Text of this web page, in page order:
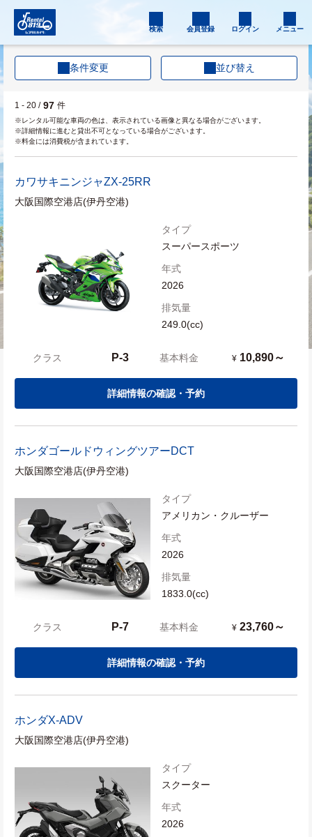
検索 会員登録 ログイン メニュー
条件変更 並び替え
1 - 20 / 97 件
※レンタル可能な車両の色は、表示されている画像と異なる場合がございます。
※詳細情報に進むと貸出不可となっている場合がございます。
※料金には消費税が含まれています。
カワサキニンジャZX-25RR
大阪国際空港店(伊丹空港)
タイプ
スーパースポーツ
年式
2026
排気量
249.0(cc)
クラス P-3 基本料金 ¥ 10,890～
詳細情報の確認・予約
ホンダゴールドウィングツアーDCT
大阪国際空港店(伊丹空港)
タイプ
アメリカン・クルーザー
年式
2026
排気量
1833.0(cc)
クラス P-7 基本料金 ¥ 23,760～
詳細情報の確認・予約
ホンダX-ADV
大阪国際空港店(伊丹空港)
タイプ
スクーター
年式
2026